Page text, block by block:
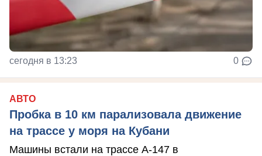
сегодня в 13:23 0
АВТО
Пробка в 10 км парализовала движение
на трассе у моря на Кубани
Машины встали на трассе А-147 в